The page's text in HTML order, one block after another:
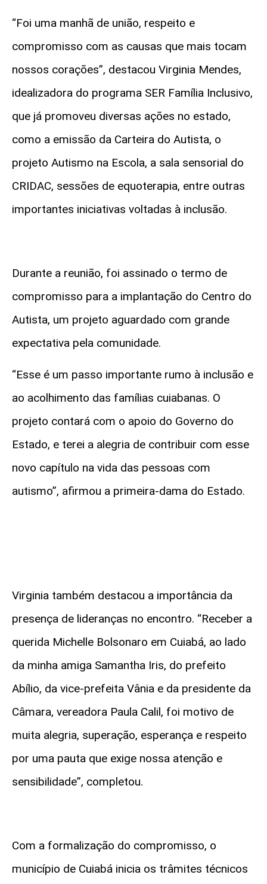
“Foi uma manhã de união, respeito e
compromisso com as causas que mais tocam
nossos corações”, destacou Virginia Mendes,
idealizadora do programa SER Família Inclusivo,
que já promoveu diversas ações no estado,
como a emissão da Carteira do Autista, o
projeto Autismo na Escola, a sala sensorial do
CRIDAC, sessões de equoterapia, entre outras
importantes iniciativas voltadas à inclusão.
Durante a reunião, foi assinado o termo de
compromisso para a implantação do Centro do
Autista, um projeto aguardado com grande
expectativa pela comunidade.
“Esse é um passo importante rumo à inclusão e
ao acolhimento das famílias cuiabanas. O
projeto contará com o apoio do Governo do
Estado, e terei a alegria de contribuir com esse
novo capítulo na vida das pessoas com
autismo”, afirmou a primeira-dama do Estado.
Virginia também destacou a importância da
presença de lideranças no encontro. “Receber a
querida Michelle Bolsonaro em Cuiabá, ao lado
da minha amiga Samantha Iris, do prefeito
Abílio, da vice-prefeita Vânia e da presidente da
Câmara, vereadora Paula Calil, foi motivo de
muita alegria, superação, esperança e respeito
por uma pauta que exige nossa atenção e
sensibilidade”, completou.
Com a formalização do compromisso, o
município de Cuiabá inicia os trâmites técnicos